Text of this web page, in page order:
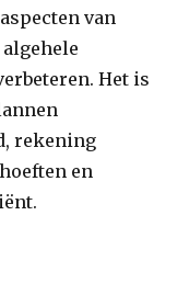
van
Het is
rekening
en